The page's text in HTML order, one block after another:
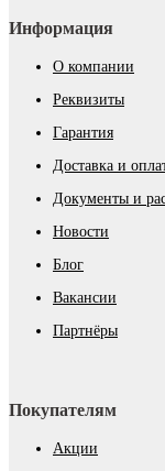
Информация
О компании
Реквизиты
Гарантия
Доставка и
Документы и
Новости
Блог
Вакансии
Партнёры
Покупателям
Акции